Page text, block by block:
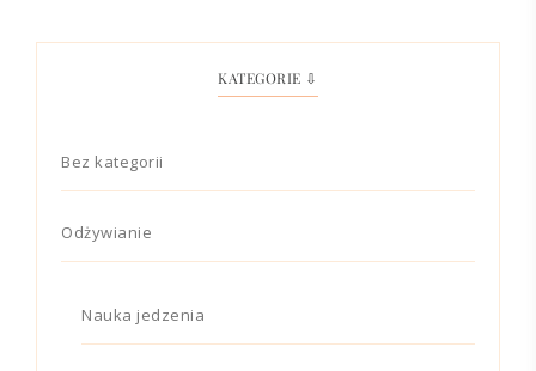
KATEGORIE ⇩
Bez kategorii
Odżywianie
Nauka jedzenia